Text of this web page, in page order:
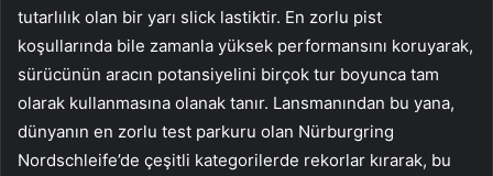
tutarlılık olan bir yarı slick lastiktir. En zorlu pist
koşullarında bile zamanla yüksek performansını koruyarak,
sürücünün aracın potansiyelini birçok tur boyunca tam
olarak kullanmasına olanak tanır. Lansmanından bu yana,
dünyanın en zorlu test parkuru olan Nürburgring
Nordschleife’de çeşitli kategorilerde rekorlar kırarak, bu